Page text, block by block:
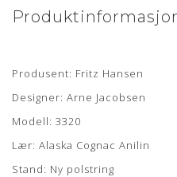
egen møbelpolstrer.Læs
Levering: Ca. 4 uger
Showroom: Egå & Hørsholm
Om læderet
Produsent: Fritz Hansen
Designer: Arne Jacobsen
Modell: 3320
Lær: Alaska Cognac Anilin
Stand: Ny polstring